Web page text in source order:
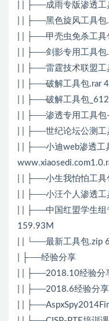
| | ├──成雨专版渗透
| | ├──黑色旋风工具
| | ├──甲壳虫免杀工
| | ├──剑影专用工具
| | ├──雷霆技术联盟
| | ├──破解工具包.rar
| | ├──破解工具包
| | ├──渗透专用工具
| | ├──世纪论坛公测
| | ├──小迪web渗透工
| | ├──小生我怕怕工
| | ├──小汪个人渗透
| | ├──中国红盟学生
159.93M
| | └──最新工具包.zip
| ├──经验分享
| | ├──2018.10经验分
| | ├──2018.6经验分
| |